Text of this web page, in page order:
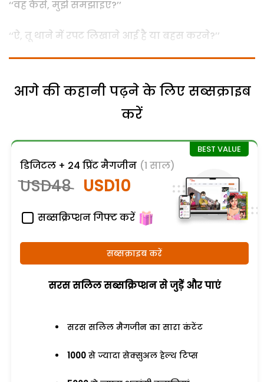
‘‘वह कैसे, मुझे समझाइए?’’
‘‘ऐ, तू थाने में रपट लिखाने आई है या बहस करने?’’
आगे की कहानी पढ़ने के लिए सब्सक्राइब
करें
डिजिटल + 24 प्रिंट मैगजीन (1 साल)
USD48 USD10
सब्सक्रिप्शन गिफ्ट करें
सब्सक्राइब करें
सरस सलिल सब्सक्रिप्शन से जुड़ेें और पाएं
सरस सलिल मैगजीन का सारा कंटेंट
1000 से ज्यादा सेक्सुअल हेल्थ टिप्स